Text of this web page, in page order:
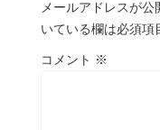
メールアドレスが公
いている欄は必須項
コメント ※